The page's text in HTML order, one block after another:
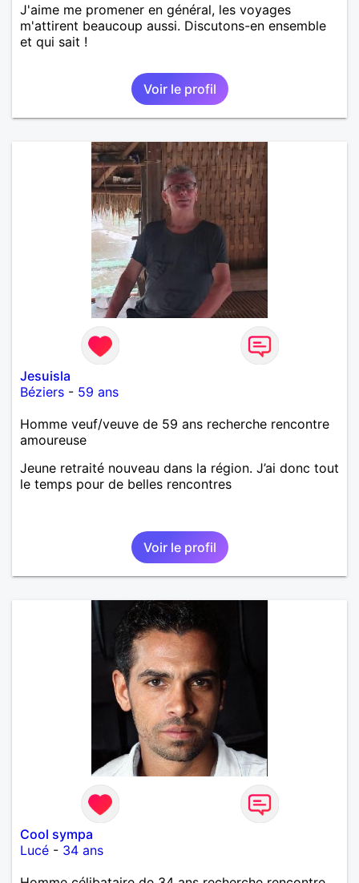
J'aime me promener en général, les voyages
m'attirent beaucoup aussi. Discutons-en ensemble
et qui sait !
Voir le profil
Jesuisla
Béziers - 59 ans
Homme veuf/veuve de 59 ans recherche rencontre
amoureuse
Jeune retraité nouveau dans la région. J’ai donc tout
le temps pour de belles rencontres
Voir le profil
Cool sympa
Lucé - 34 ans